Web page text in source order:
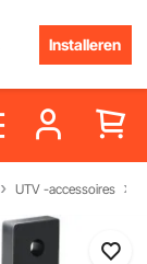
Installeren
UTV -accessoires